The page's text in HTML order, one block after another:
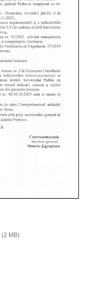
(2 MB)